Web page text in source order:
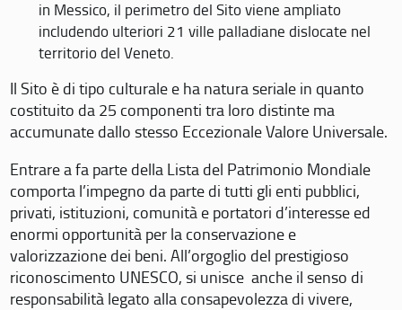
in Messico, il perimetro del Sito viene ampliato
includendo ulteriori 21 ville palladiane dislocate nel
territorio del Veneto.
Il Sito è di tipo culturale e ha natura seriale in quanto
costituito da 25 componenti tra loro distinte ma
accumunate dallo stesso Eccezionale Valore Universale.
Entrare a fa parte della Lista del Patrimonio Mondiale
comporta l’impegno da parte di tutti gli enti pubblici,
privati, istituzioni, comunità e portatori d’interesse ed
enormi opportunità per la conservazione e
valorizzazione dei beni. All’orgoglio del prestigioso
riconoscimento UNESCO, si unisce anche il senso di
responsabilità legato alla consapevolezza di vivere,